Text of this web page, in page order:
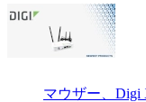
マウザー、